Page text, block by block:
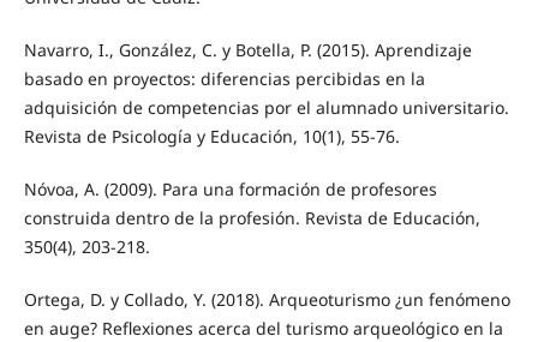
Navarro, I., González, C. y Botella, P. (2015). Aprendizaje
basado en proyectos: diferencias percibidas en la
adquisición de competencias por el alumnado universitario.
Revista de Psicología y Educación, 10(1), 55-76.
Nóvoa, A. (2009). Para una formación de profesores
construida dentro de la profesión. Revista de Educación,
350(4), 203-218.
Ortega, D. y Collado, Y. (2018). Arqueoturismo ¿un fenómeno
en auge? Reflexiones acerca del turismo arqueológico en la